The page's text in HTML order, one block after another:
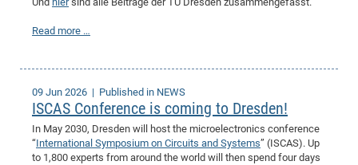
Read more …
09 Jun 2026 | Published in NEWS
ISCAS Conference is coming to Dresden!
In May 2030, Dresden will host the microelectronics conference
“International Symposium on Circuits and Systems” (ISCAS). Up
to 1,800 experts from around the world will then spend four days